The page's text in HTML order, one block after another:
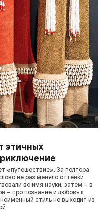
этичных
«путешествие». За полтора
не раз меняло оттенки
во имя науки, затем – в
– про познание и любовь к
стиль не выходит из